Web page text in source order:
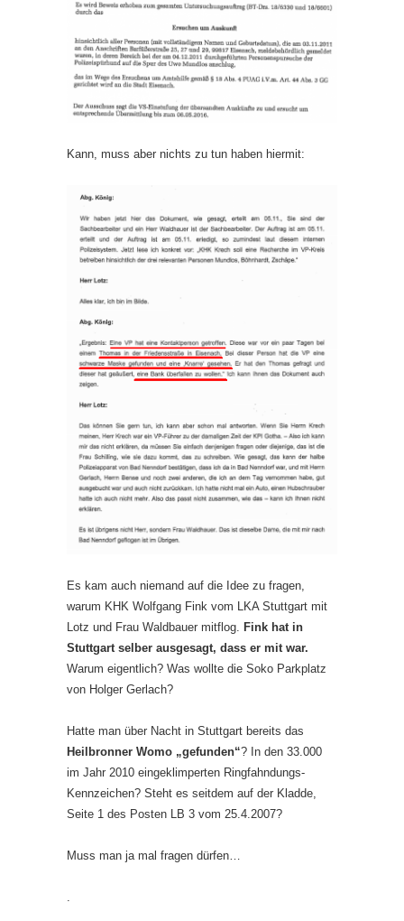
Kann, muss aber nichts zu tun haben hiermit:
Es kam auch niemand auf die Idee zu fragen,
warum KHK Wolfgang Fink vom LKA Stuttgart mit
Lotz und Frau Waldbauer mitflog.
Fink hat in
Stuttgart selber ausgesagt, dass er mit war.
Warum eigentlich? Was wollte die Soko Parkplatz
von Holger Gerlach?
Hatte man über Nacht in Stuttgart bereits das
Heilbronner Womo „gefunden“? In den 33.000
im Jahr 2010 eingeklimperten Ringfahndungs-
Kennzeichen? Steht es seitdem auf der Kladde,
Seite 1 des Posten LB 3 vom 25.4.2007?
Muss man ja mal fragen dürfen…